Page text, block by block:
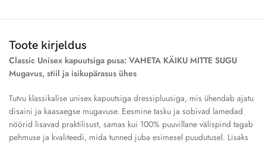
Toote kirjeldus
Classic Unisex kapuutsiga pusa: VAHETA KÄIKU MITTE SUGU
Mugavus, stiil ja isikupärasus ühes
Tutvu klassikalise unisex kapuutsiga dressipluusiga, mis ühendab ajatu
disaini ja kaasaegse mugavuse. Eesmine tasku ja sobivad lamedad
nöörid lisavad praktilisust, samas kui 100% puuvillane välispind tagab
pehmuse ja kvaliteedi, mida tunned juba esimesel puudutusel. Lisaks